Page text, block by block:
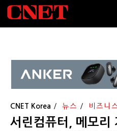
CNET Korea 뉴스 비즈니스
서린컴퓨터, 메모리